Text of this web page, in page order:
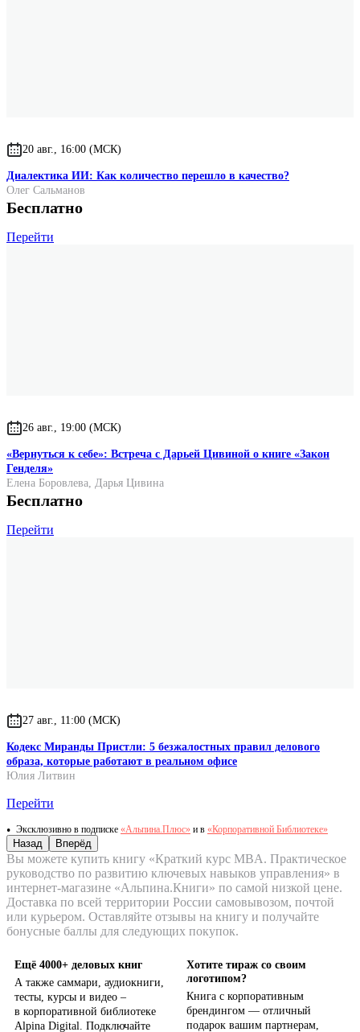
20 авг., 16:00 (МСК)
Диалектика ИИ: Как количество перешло в качество?
Олег Сальманов
Бесплатно
Перейти
26 авг., 19:00 (МСК)
«Вернуться к себе»: Встреча с Дарьей Цивиной о книге «Закон
Генделя»
Елена Боровлева, Дарья Цивина
Бесплатно
Перейти
27 авг., 11:00 (МСК)
Кодекс Миранды Пристли: 5 безжалостных правил делового
образа, которые работают в реальном офисе
Юлия Литвин
Перейти
Эксклюзивно в подписке «Альпина.Плюс» и в «Корпоративной Библиотеке»
Назад Вперёд
Вы можете купить книгу «Краткий курс MBA. Практическое
руководство по развитию ключевых навыков управления» в
интернет-магазине «Альпина.Книги» по самой низкой цене.
Доставка по всей территории России самовывозом, почтой
или курьером. Оставляйте отзывы на книгу и получайте
бонусные баллы для следующих покупок.
Ещё 4000+ деловых книг
А также саммари, аудиокниги,
тесты, курсы и видео –
в корпоративной библиотеке
Alpina Digital. Подключайте
Хотите тираж со своим
логотипом?
Книга с корпоративным
брендингом — отличный
подарок вашим партнерам,